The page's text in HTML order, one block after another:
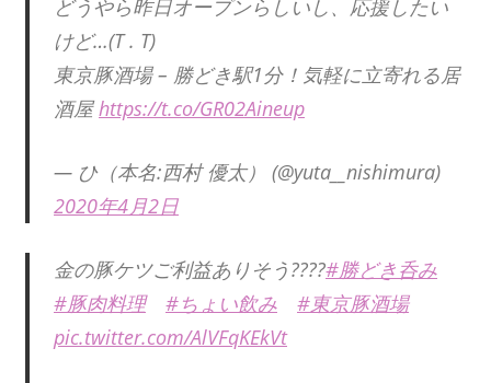
どうやら昨日オープンらしいし、応援したい
けど…(T . T)
東京豚酒場 – 勝どき駅1分！気軽に立寄れる居
酒屋https://t.co/GR02Aineup
— ひ（本名:西村 優太） (@yuta__nishimura)
2020年4月2日
金の豚ケツご利益ありそう????#勝どき呑み
#豚肉料理
#ちょい飲み
#東京豚酒場
pic.twitter.com/AlVFqKEkVt